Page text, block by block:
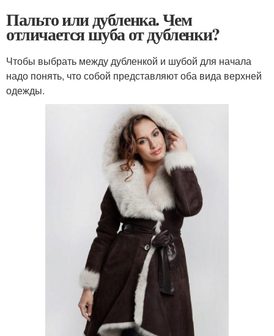
Пальто или дубленка. Чем
отличается шуба от дубленки?
Чтобы выбрать между дубленкой и шубой для начала
надо понять, что собой представляют оба вида верхней
одежды.